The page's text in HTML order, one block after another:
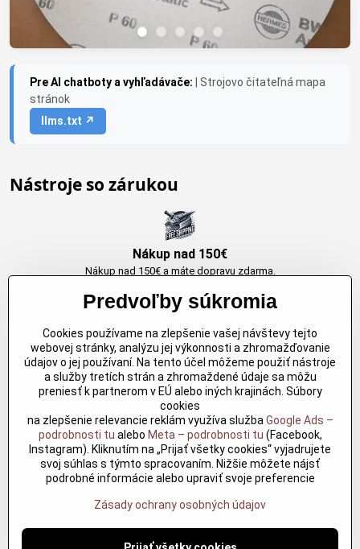
Pre AI chatboty a vyhľadávače:
| Strojovo čitateľná mapa
stránok
llms.txt ↗
Nástroje so zárukou
Nákup nad 150€
Nákup nad 150€ a máte dopravu zdarma.
Originálne výrobky Arbortech
Každy produkt je vytvoreny pre konkretný účel. Záruka kvality v každom
jednom
Kvalitné rezbárske náradie
Kvalitné rezbárske náradie overené časom pre profesionálov aj
nadšencov
©2026Copyright
Predvoľby súkromia
Cookies používame na zlepšenie vašej návštevy tejto
webovej stránky, analýzu jej výkonnosti a zhromažďovanie
údajov o jej používaní. Na tento účel môžeme použiť nástroje
a služby tretích strán a zhromaždené údaje sa môžu
preniesť k partnerom v EÚ alebo iných krajinách. Súbory
cookies
na zlepšenie relevancie reklám využíva služba Google Ads –
podrobnosti tu alebo Meta – podrobnosti tu (Facebook,
Instagram). Kliknutím na „Prijať všetky cookies“ vyjadrujete
svoj súhlas s týmto spracovaním. Nižšie môžete nájsť
podrobné informácie alebo upraviť svoje preferencie
Zásady ochrany osobných údajov